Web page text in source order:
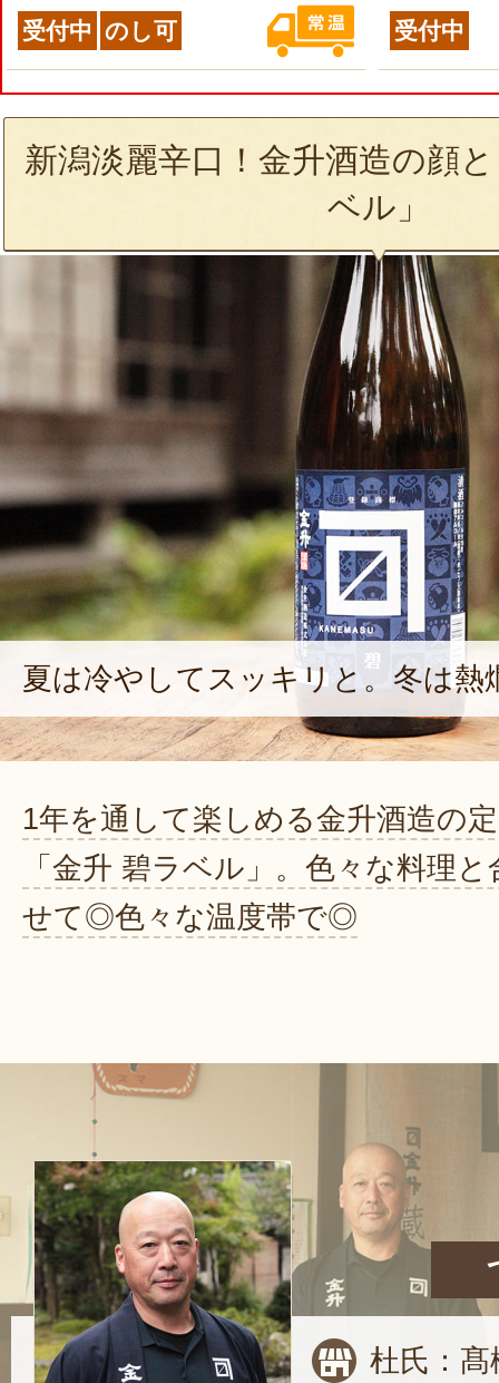
受付中 のし可 受付中
新潟淡麗辛口！金升酒造の顔
ベル」
夏は冷やしてスッキリと。冬は
1年を通して楽しめる金升酒造の
「金升 碧ラベル」。色々な料理と
せて◎色々な温度帯で◎
杜氏：髙